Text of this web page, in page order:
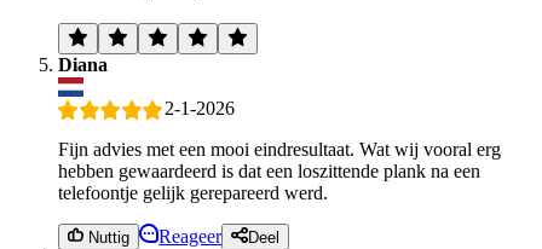
Diana
2-1-2026
Fijn advies met een mooi eindresultaat. Wat wij vooral erg
hebben gewaardeerd is dat een loszittende plank na een
telefoontje gelijk gerepareerd werd.
Nuttig Reageer Deel